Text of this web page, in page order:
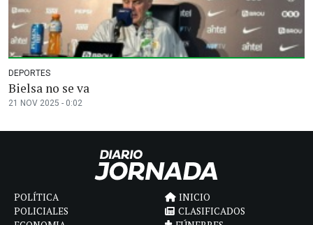
DEPORTES
Bielsa no se va
21 NOV 2025 - 0:02
POLÍTICA
POLICIALES
INICIO
CLASIFICADOS